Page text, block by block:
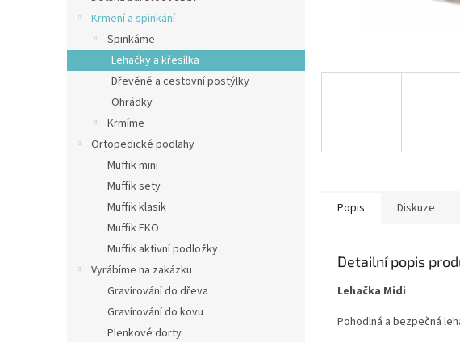
Krmení a spinkání
Spinkáme
Lehačky a křesílka
Dřevěné a cestovní postýlky
Ohrádky
Krmíme
Ortopedické podlahy
Muffik mini
Muffik sety
Muffik klasik
Muffik EKO
Muffik aktivní podložky
Vyrábíme na zakázku
Gravírování do dřeva
Gravírování do kovu
Plenkové dorty
Popis Diskuze
Detailní popis
Lehačka Midi
Pohodlná a bezpečná